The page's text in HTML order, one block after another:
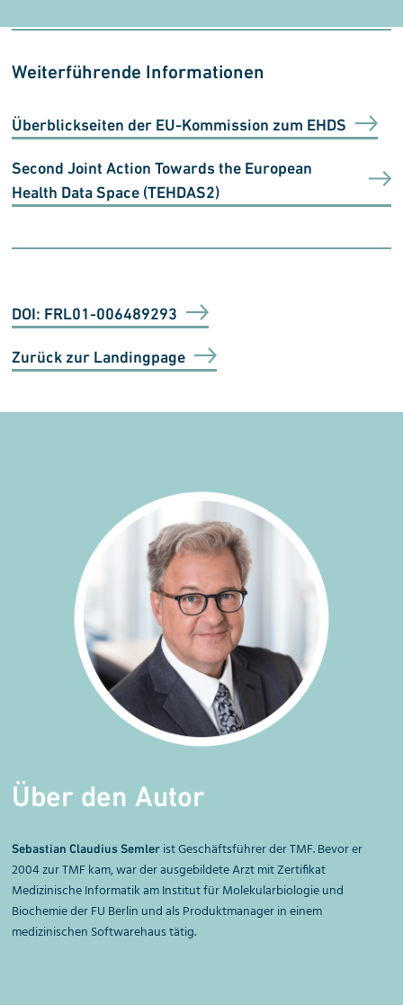
Weiterführende Informationen
Überblickseiten der EU-Kommission zum EHDS
Second Joint Action Towards the European
Health Data Space (TEHDAS2)
DOI: FRL01-006489293
Zurück zur Landingpage
Über den Autor
Sebastian Claudius Semler ist Geschäftsführer der TMF. Bevor er
2004 zur TMF kam, war der ausgebildete Arzt mit Zertifikat
Medizinische Informatik am Institut für Molekularbiologie und
Biochemie der FU Berlin und als Produktmanager in einem
medizinischen Softwarehaus tätig.